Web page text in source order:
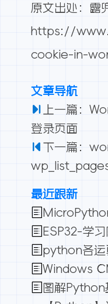
原文出处：露
https://
cookie-in-
文章导航
上一篇：
登录页面
下一篇：
最近跟新
ESP32-学
python各运
Windows
图解Python